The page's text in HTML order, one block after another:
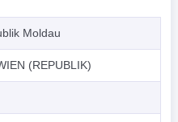
Moldau
(REPUBLIK)